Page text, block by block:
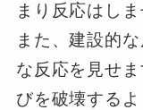
まり反応はしま
また、建設的
な反応を見せ
びを破壊する